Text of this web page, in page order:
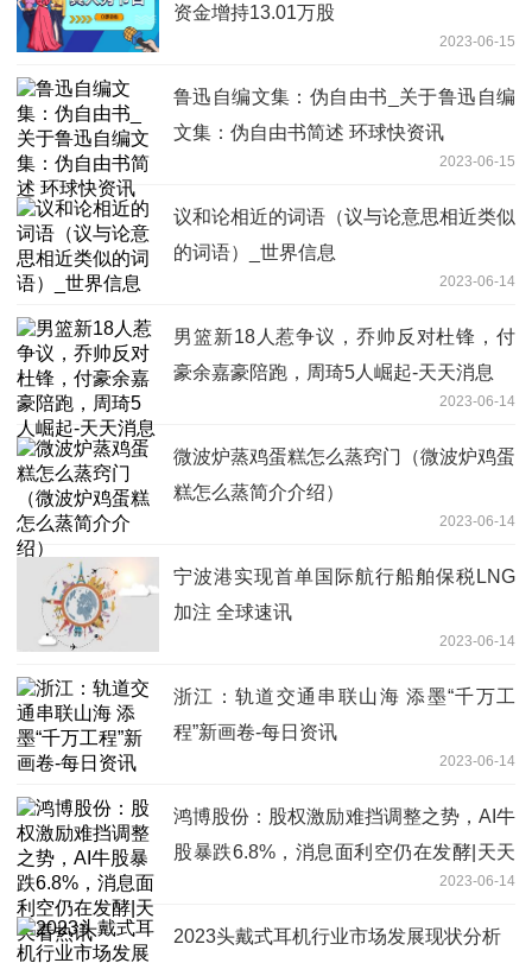
资金增持13.01万股
2023-06-15
鲁迅自编文集：伪自由书_关于鲁迅自编
文集：伪自由书简述 环球快资讯
2023-06-15
议和论相近的词语（议与论意思相近类似
的词语）_世界信息
2023-06-14
男篮新18人惹争议，乔帅反对杜锋，付
豪余嘉豪陪跑，周琦5人崛起-天天消息
2023-06-14
微波炉蒸鸡蛋糕怎么蒸窍门（微波炉鸡蛋
糕怎么蒸简介介绍）
2023-06-14
宁波港实现首单国际航行船舶保税LNG
加注 全球速讯
2023-06-14
浙江：轨道交通串联山海 添墨“千万工
程”新画卷-每日资讯
2023-06-14
鸿博股份：股权激励难挡调整之势，AI牛
股暴跌6.8%，消息面利空仍在发酵|天天
2023-06-14
2023头戴式耳机行业市场发展现状分析